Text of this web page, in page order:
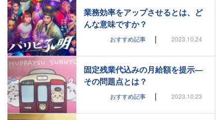
業務効率をアップさせるとは、ど
んな意味ですか？
おすすめ記事 | 2023.10.24
固定残業代込みの月給額を提示―
その問題点とは？
おすすめ記事 | 2023.10.23